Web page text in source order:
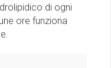
di ogni
ore funziona